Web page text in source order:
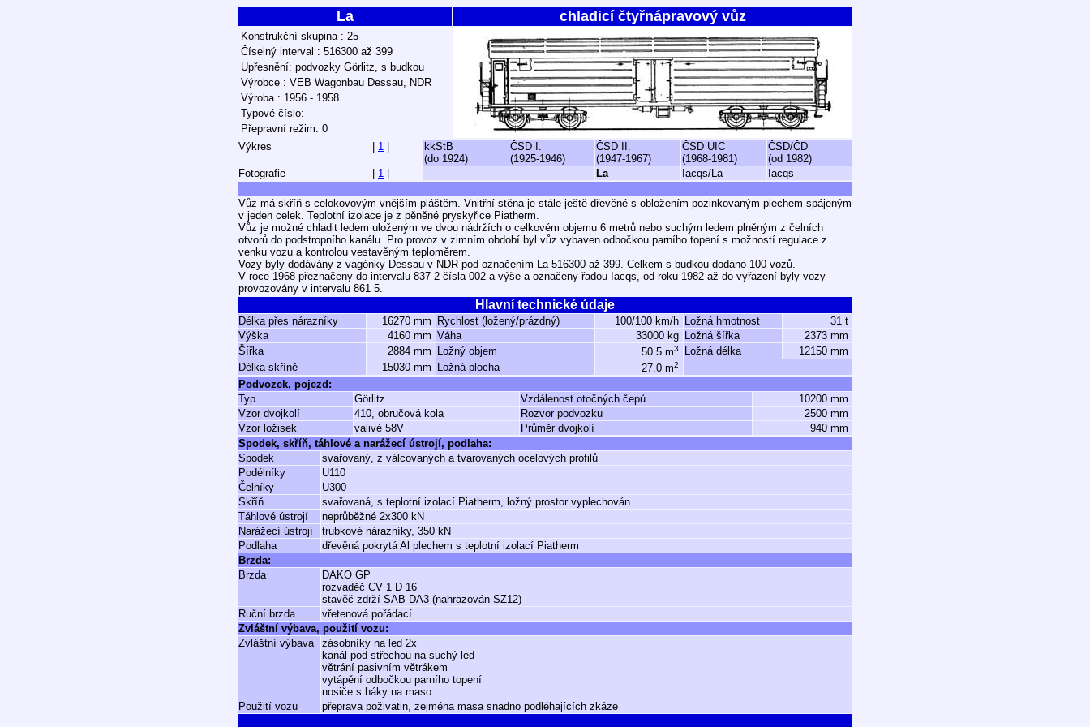
La chladicí čtyřnápravový vůz
Konstrukční skupina : 25
Číselný interval : 516300 až 399
Upřesnění: podvozky Görlitz, s budkou
Výrobce : VEB Wagonbau Dessau, NDR
Výroba : 1956 - 1958
Typové číslo: —
Přepravní režim: 0
Výkres
1
kkStB
(do 1924)
ČSD I.
(1925-1946)
ČSD II.
(1947-1967)
ČSD UIC
(1968-1981)
ČSD/ČD
(od 1982)
Fotografie
1 — — La Iacqs/La Iacqs
Vůz má skříň s celokovovým vnějším pláštěm. Vnitřní stěna je stále ještě dřevěné s obložením pozinkovaným plechem spájeným
v jeden celek. Teplotní izolace je z pěněné pryskyřice Piatherm.
Vůz je možné chladit ledem uloženým ve dvou nádržích o celkovém objemu 6 metrů nebo suchým ledem plněným z čelních
otvorů do podstropního kanálu. Pro provoz v zimním období byl vůz vybaven odbočkou parního topení s možností regulace z
venku vozu a kontrolou vestavěným teploměrem.
Vozy byly dodávány z vagónky Dessau v NDR pod označením La 516300 až 399. Celkem s budkou dodáno 100 vozů.
V roce 1968 přeznačeny do intervalu 837 2 čísla 002 a výše a označeny řadou Iacqs, od roku 1982 až do vyřazení byly vozy
provozovány v intervalu 861 5.
Hlavní technické údaje
Délka přes nárazníky 16270 mm Rychlost (ložený/prázdný) 100/100 km/h Ložná hmotnost
31 t
Výška
4160 mm Váha 33000 kg Ložná šířka
2373 mm
Šířka
2884 mm Ložný objem 50.5 m3 Ložná délka
12150 mm
Délka skříně
15030 mm Ložná plocha 27.0 m2
Podvozek, pojezd:
Typ
Görlitz Vzdálenost otočných čepů
10200 mm
Vzor dvojkolí
410, obručová kola Rozvor podvozku
2500 mm
Vzor ložisek
valivé 58V Průměr dvojkolí
940 mm
Spodek, skříň, táhlové a narážecí ústrojí, podlaha:
Spodek
svařovaný, z válcovaných a tvarovaných ocelových profilů
Podélníky
U110
Čelníky
U300
Skříň
svařovaná, s teplotní izolací Piatherm, ložný prostor vyplechován
Táhlové ústrojí
neprůběžné 2x300 kN
Narážecí ústrojí
trubkové nárazníky, 350 kN
Podlaha
dřevěná pokrytá Al plechem s teplotní izolací Piatherm
Brzda:
Brzda
DAKO GP
rozvaděč CV 1 D 16
stavěč zdrží SAB DA3 (nahrazován SZ12)
Ruční brzda
vřetenová pořádací
Zvláštní výbava, použití vozu:
Zvláštní výbava
zásobníky na led 2x
kanál pod střechou na suchý led
větrání pasivním větrákem
vytápění odbočkou parního topení
nosiče s háky na maso
Použití vozu
přeprava poživatin, zejména masa snadno podléhajících zkáze